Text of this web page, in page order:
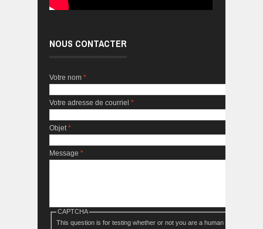
NOUS CONTACTER
Votre nom *
Votre adresse de courriel *
Objet*
Message *
CAPTCHA
This question is for testing whether or not you are a human